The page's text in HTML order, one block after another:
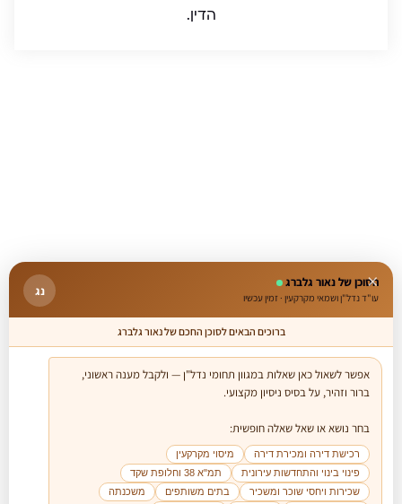
נג ×
הסוכן של נאור גלברג
עו"ד נדל"ן ושמאי מקרקעין · זמין עכשיו
ברוכים הבאים לסוכן החכם של נאור גלברג
בחר נושא או שאל שאלה חופשית:
רכישת דירה ומכירת דירה
מיסוי מקרקעין
פינוי בינוי והתחדשות עירונית
תמ"א 38 וחלופת שקד
שכירות ויחסי שוכר ומשכיר
בתים משותפים
משכנתה
הדין.